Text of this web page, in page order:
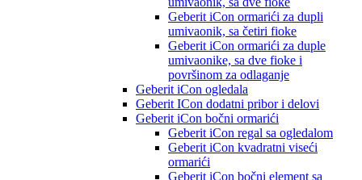
Geberit iCon ormarići za dupli
umivaonik, sa četiri fioke
Geberit iCon ormarići za duple
umivaonike, sa dve fioke i
površinom za odlaganje
Geberit iCon ogledala
Geberit ICon dodatni pribor i delovi
Geberit iCon bočni ormarići
Geberit iCon regal sa ogledalom
Geberit iCon kvadratni viseći
ormarići
Geberit iCon bočni element sa